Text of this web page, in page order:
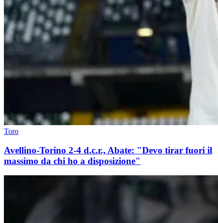
Toro
Avellino-Torino 2-4 d.c.r., Abate: "Devo tirar fuori il
massimo da chi ho a disposizione"